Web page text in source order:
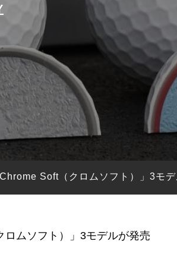
Soft（クロムソフト）」3モデ
ロムソフト）」3モデルが発売